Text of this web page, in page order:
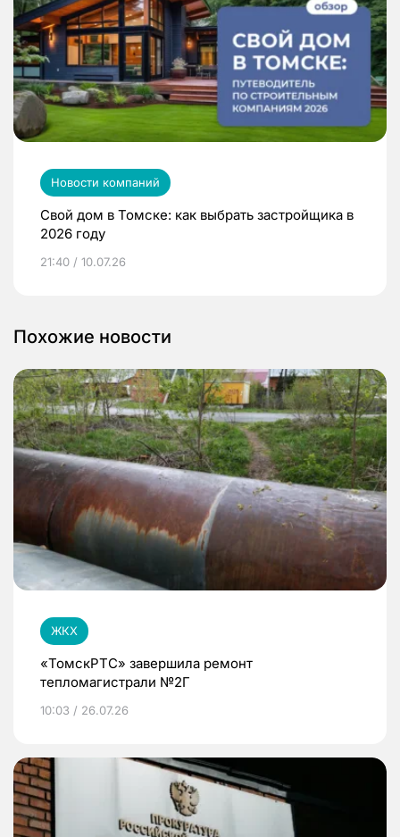
Новости компаний
Свой дом в Томске: как выбрать застройщика в
2026 году
21:40 / 10.07.26
Похожие новости
ЖКХ
«ТомскРТС» завершила ремонт
тепломагистрали №2Г
10:03 / 26.07.26